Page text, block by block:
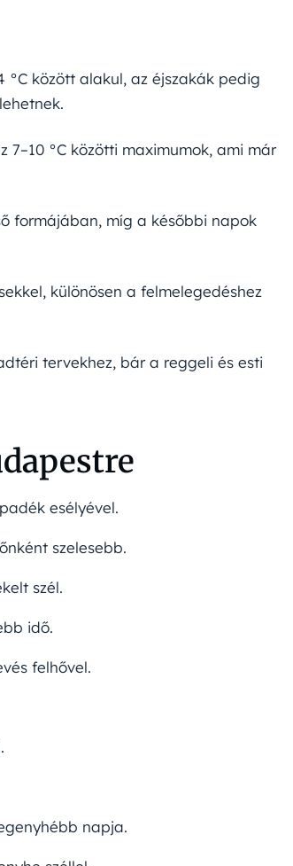
között alakul, az éjszakák pedig
°C közötti maximumok, ami már
formájában, míg a későbbi napok
különösen a felmelegedéshez
tervekhez, bár a reggeli és esti
esélyével.
szelesebb.
szél.
idő.
felhővel.
napja.